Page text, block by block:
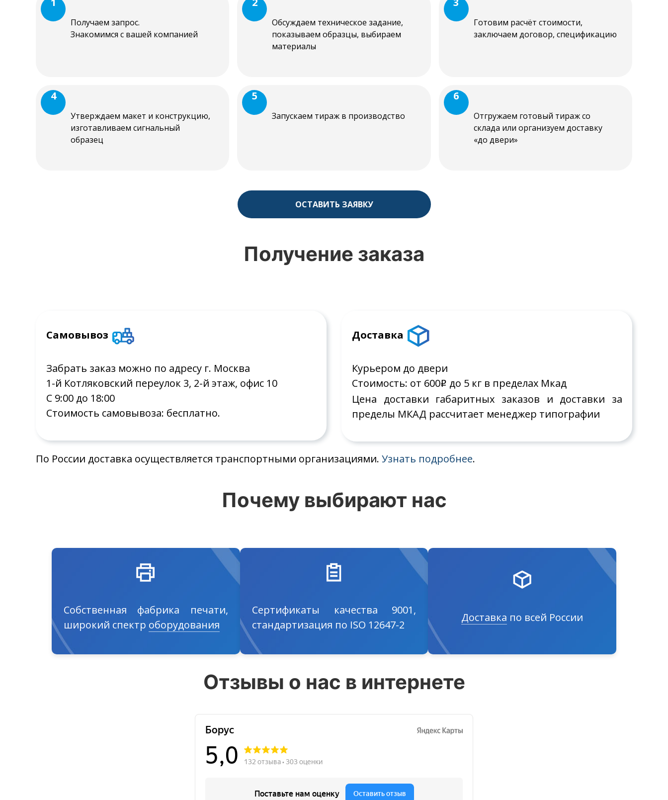
Получаем запрос.
Знакомимся с вашей компанией
Обсуждаем техническое задание,
показываем образцы, выбираем
материалы
Готовим расчёт стоимости,
заключаем договор, спецификацию
4
Утверждаем макет и конструкцию,
изготавливаем сигнальный
образец
5
Запускаем тираж в производство
6
Отгружаем готовый тираж со
склада или организуем доставку
«до двери»
ОСТАВИТЬ ЗАЯВКУ
Получение заказа
Самовывоз
Забрать заказ можно по адресу г. Москва
1-й Котляковский переулок 3, 2-й этаж, офис 10
С 9:00 до 18:00
Стоимость самовывоза: бесплатно.
Доставка
Курьером до двери
Стоимость: от 600o до 5 кг в пределах Мкад
Цена доставки габаритных заказов и доставки за
пределы МКАД рассчитает менеджер типографии
По России доставка осуществляется транспортными организациями. Узнать подробнее.
Почему выбирают нас
Собственная фабрика печати,
широкий спектр оборудования
Сертификаты качества 9001,
стандартизация по ISO 12647-2
Доставка по всей России
Отзывы о нас в интернете